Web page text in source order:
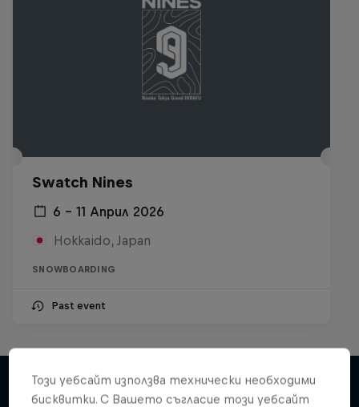
Swatch Nines
6 – 11 Април 2026
Hokkaido, Japan
SNOWBOARDING
Past event
Този уебсайт използва технически необходими
бисквитки. С Вашето съгласие този уебсайт